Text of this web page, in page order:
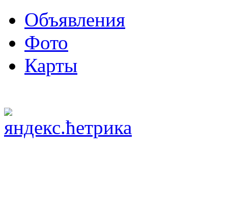
Объявления
Фото
Карты